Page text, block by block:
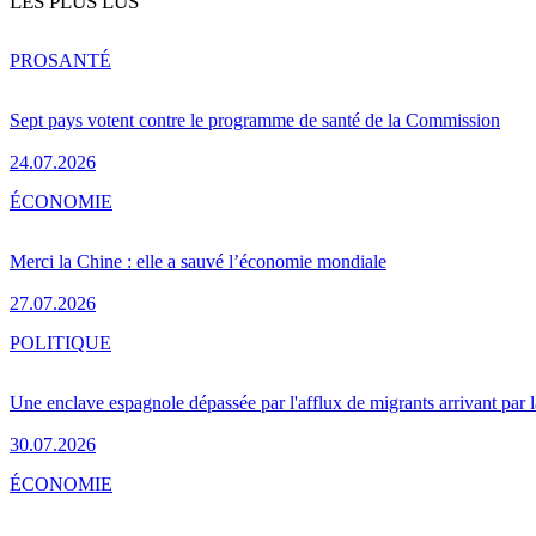
Sept pays votent contre le programme de santé de la Commission
24.07.2026
PROSANTÉ
Merci la Chine : elle a sauvé l’économie mondiale
27.07.2026
ÉCONOMIE
Une enclave espagnole dépassée par l'afflux de migrants arrivant par
30.07.2026
POLITIQUE
ÉCONOMIE